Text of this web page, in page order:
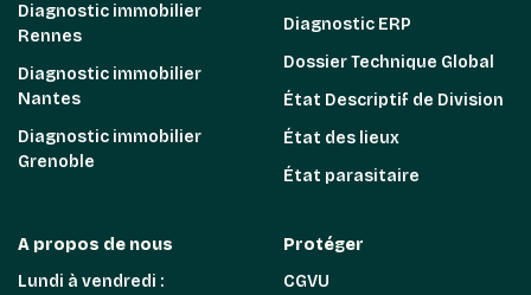
Diagnostic immobilier
Rennes
Diagnostic immobilier
Nantes
Diagnostic immobilier
Grenoble
Diagnostic ERP
Dossier Technique Global
État Descriptif de Division
État des lieux
État parasitaire
A propos de nous
Lundi à vendredi :
Protéger
CGVU